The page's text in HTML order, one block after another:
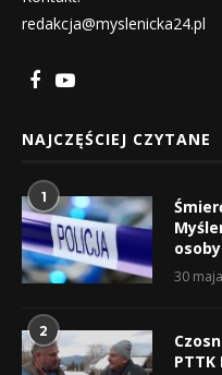
redakcja@myslenicka24.pl
NAJCZĘŚCIEJ CZYTANE
1
osoby
30
2